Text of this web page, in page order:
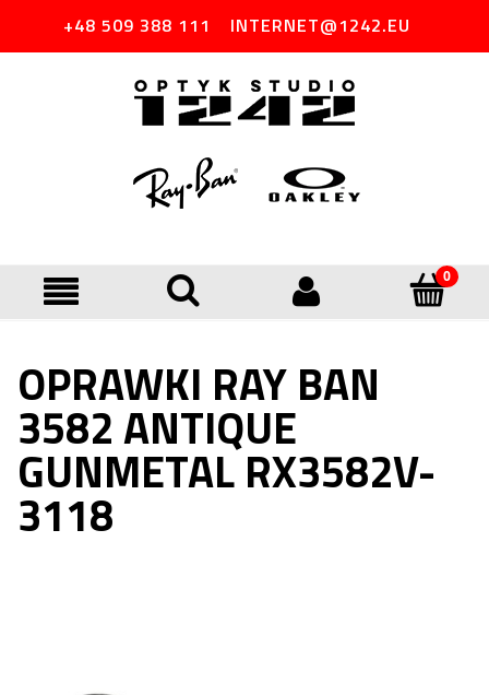
+48 509 388 111 INTERNET@1242.EU
OPRAWKI RAY BAN
3582 ANTIQUE
GUNMETAL RX3582V-
3118